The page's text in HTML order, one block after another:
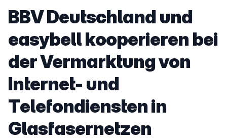
BBV Deutschland und
easybell kooperieren bei
der Vermarktung von
Internet- und
Telefondiensten in
Glasfasernetzen